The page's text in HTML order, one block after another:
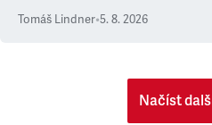
Tomáš Lindner•5. 8. 2026
Načíst